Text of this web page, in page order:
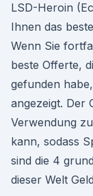
LSD-Heroin
Ihnen das
Wenn Sie
beste Offerte,
gefunden
angezeigt. Der
Verwendung
kann, sodass
sind die 4
dieser Welt